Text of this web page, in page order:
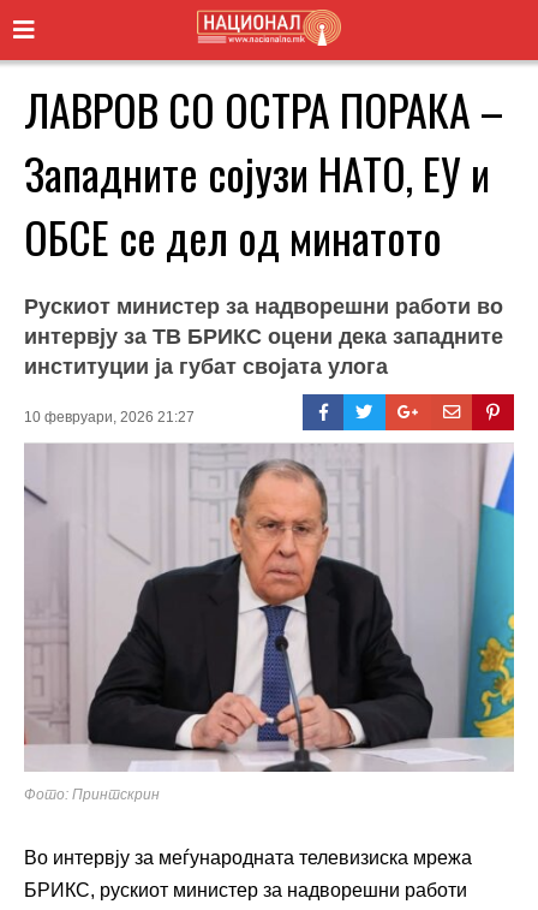
ЛАВРОВ СО ОСТРА ПОРАКА –
Западните сојузи НАТО, ЕУ и
ОБСЕ се дел од минатото
Рускиот министер за надворешни работи во
интервју за ТВ БРИКС оцени дека западните
институции ја губат својата улога
10 февруари, 2026 21:27
Фото: Принтскрин
Во интервју за меѓународната телевизиска мрежа
БРИКС, рускиот министер за надворешни работи